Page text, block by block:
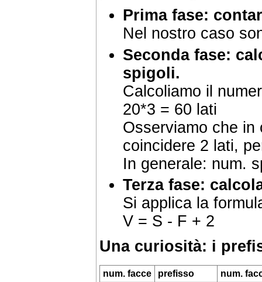
Prima fase:
Nel nostro caso
Seconda fase:
spigoli.
Calcoliamo il
20*3 = 60 lati
Osserviamo che in
coincidere 2 lati,
In generale: num.
Terza fase:
Si applica la
V = S - F + 2
Una curiosità: i
num. facce prefisso
num.